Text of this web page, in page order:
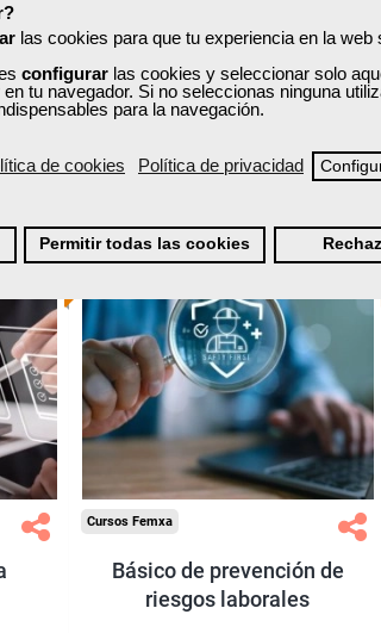
las cookies para que tu experiencia en la web
configurar las cookies y seleccionar solo
tu navegador. Si no seleccionas ninguna
para la navegación.
de cookies Política de privacidad
Permitir todas las cookies
Ver curso
ONLINE
subvencionada.
Para desempleados,
trabajadores y autónomos.
Sector
-Mediambiente.
Cursos Femxa
Básico de prevención de
riesgos laborales